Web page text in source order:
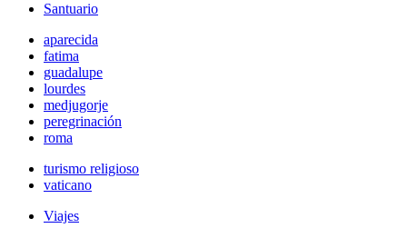
Santuario
aparecida
fatima
guadalupe
lourdes
medjugorje
peregrinación
roma
turismo religioso
vaticano
Viajes